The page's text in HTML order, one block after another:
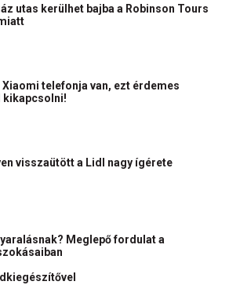
utas kerülhet bajba a Robinson Tours
Xiaomi telefonja van, ezt érdemes
kikapcsolni!
visszaütött a Lidl nagy ígérete
Meglepő fordulat a